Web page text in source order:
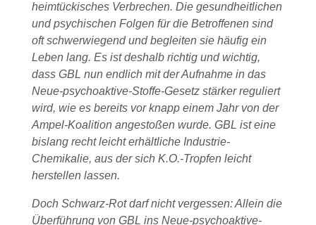
heimtückisches Verbrechen. Die gesundheitlichen
und psychischen Folgen für die Betroffenen sind
oft schwerwiegend und begleiten sie häufig ein
Leben lang. Es ist deshalb richtig und wichtig,
dass GBL nun endlich mit der Aufnahme in das
Neue-psychoaktive-Stoffe-Gesetz stärker reguliert
wird, wie es bereits vor knapp einem Jahr von der
Ampel-Koalition angestoßen wurde. GBL ist eine
bislang recht leicht erhältliche Industrie-
Chemikalie, aus der sich K.O.-Tropfen leicht
herstellen lassen.
Doch Schwarz-Rot darf nicht vergessen: Allein die
Überführung von GBL ins Neue-psychoaktive-